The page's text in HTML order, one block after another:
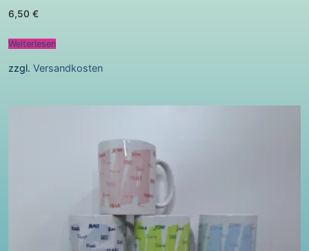
6,50 €
Weiterlesen
zzgl. Versandkosten